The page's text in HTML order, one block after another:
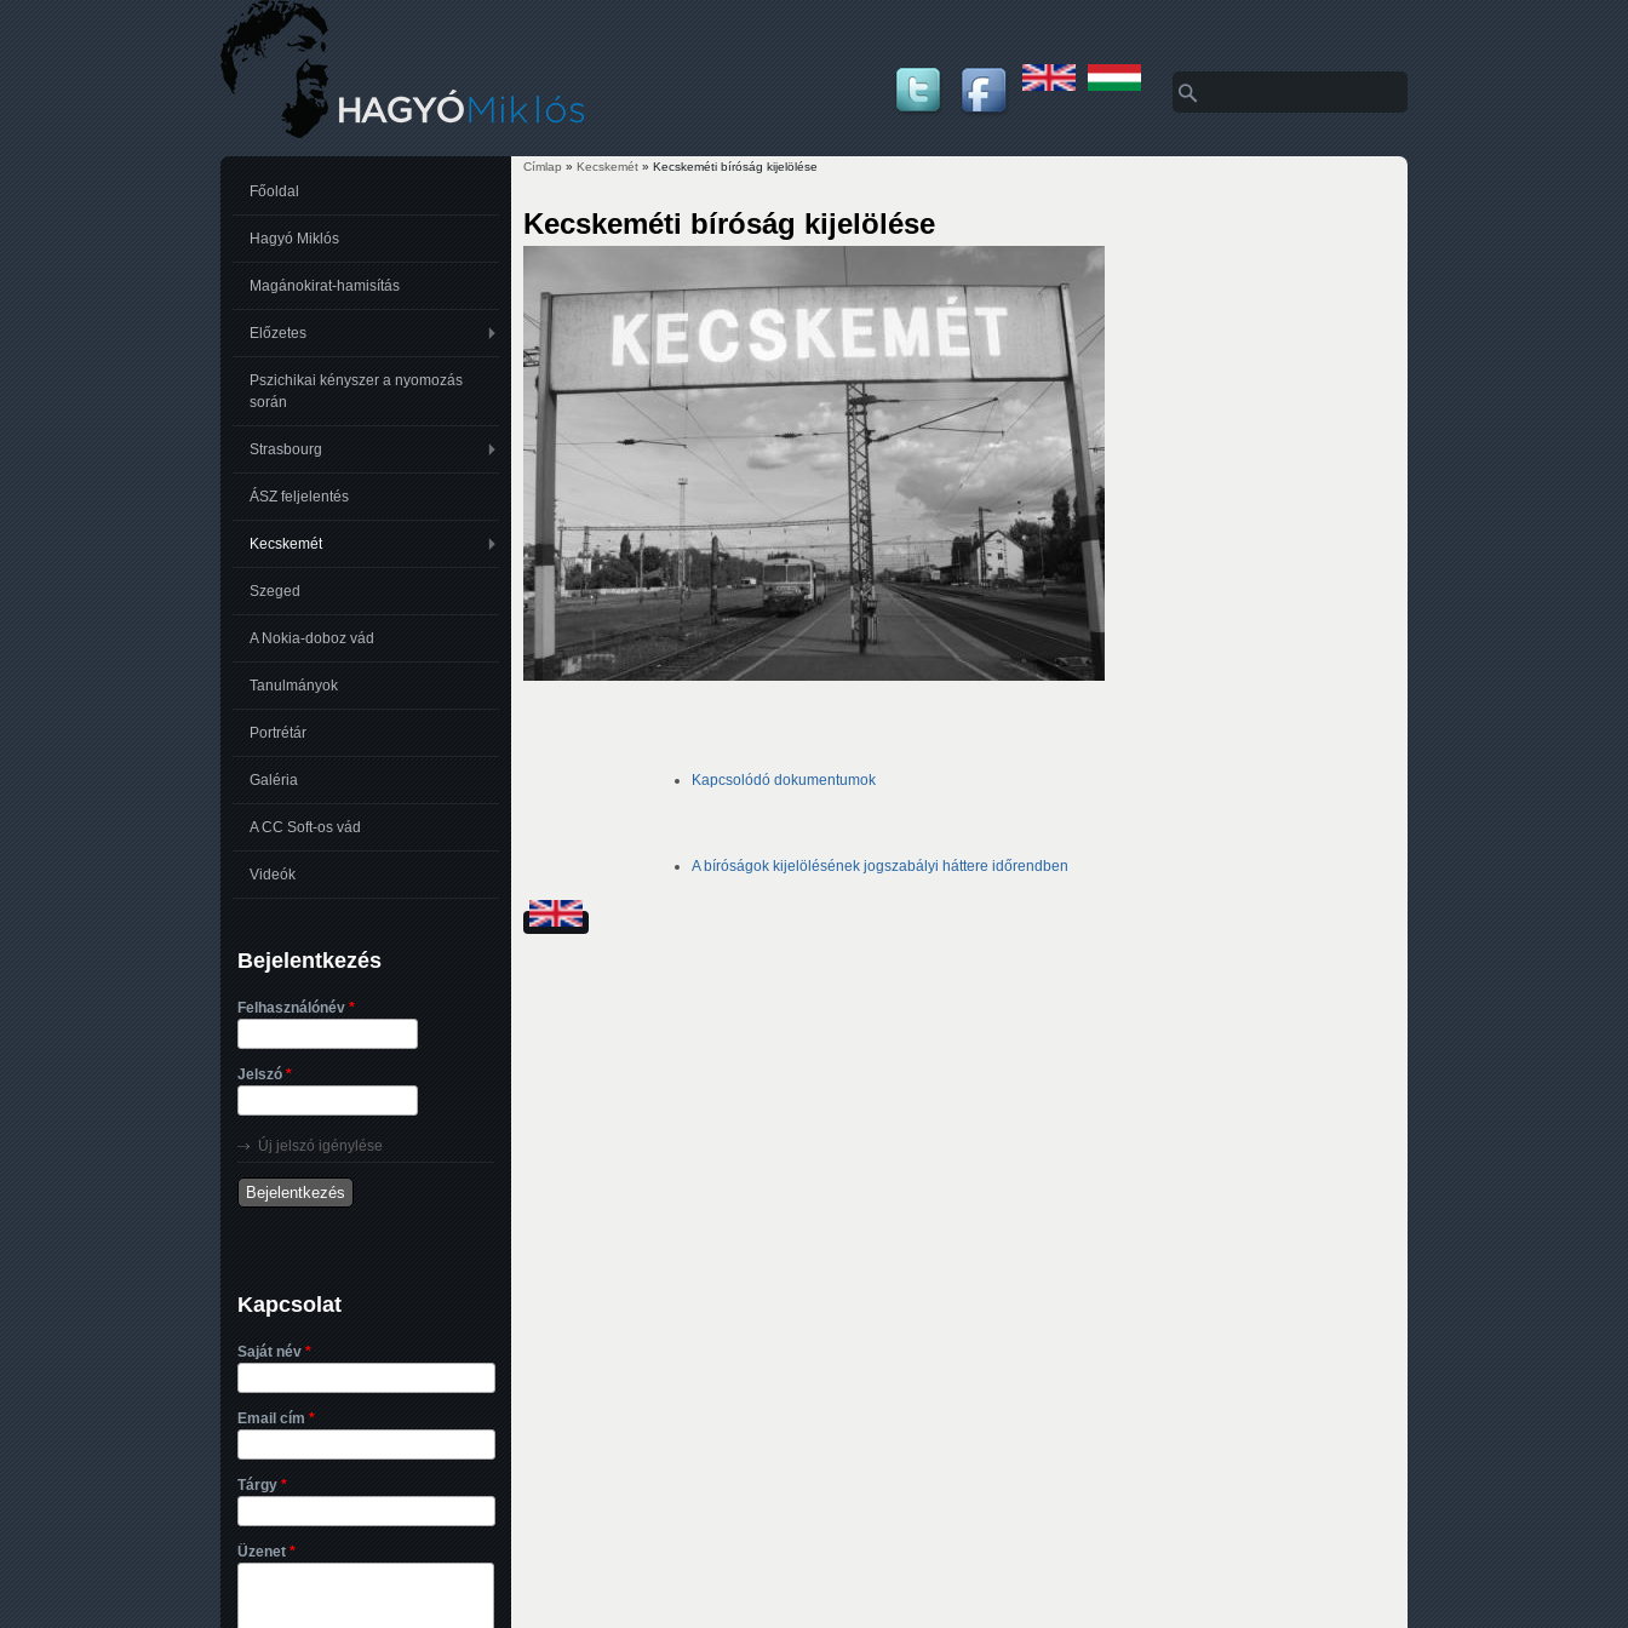
Keresés űrlap
Keresés
Címlap » Kecskemét » Kecskeméti bíróság kijelölése
Kecskeméti bíróság kijelölése
Kapcsolódó dokumentumok
A bíróságok kijelölésének jogszabályi háttere időrendben
Főoldal
Hagyó Miklós
Magánokirat-hamisítás
Előzetes
Pszichikai kényszer a nyomozás
során
Strasbourg
ÁSZ feljelentés
Kecskemét
Szeged
A Nokia-doboz vád
Tanulmányok
Portrétár
Galéria
A CC Soft-os vád
Videók
Bejelentkezés
Felhasználónév *
Jelszó *
Új jelszó igénylése
Kapcsolat
Saját név *
Email cím *
Tárgy *
Üzenet *